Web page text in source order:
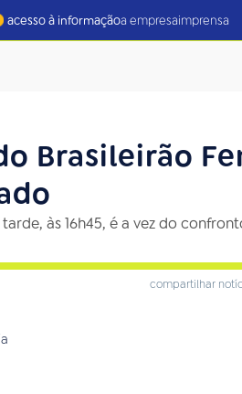
acesso à informaçãoa empresaimprensa
Brasileirão
às 16h45, é a vez do
compartilhar